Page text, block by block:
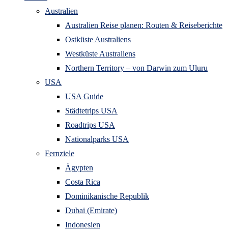
Australien
Australien Reise planen: Routen & Reiseberichte
Ostküste Australiens
Westküste Australiens
Northern Territory – von Darwin zum Uluru
USA
USA Guide
Städtetrips USA
Roadtrips USA
Nationalparks USA
Fernziele
Ägypten
Costa Rica
Dominikanische Republik
Dubai (Emirate)
Indonesien